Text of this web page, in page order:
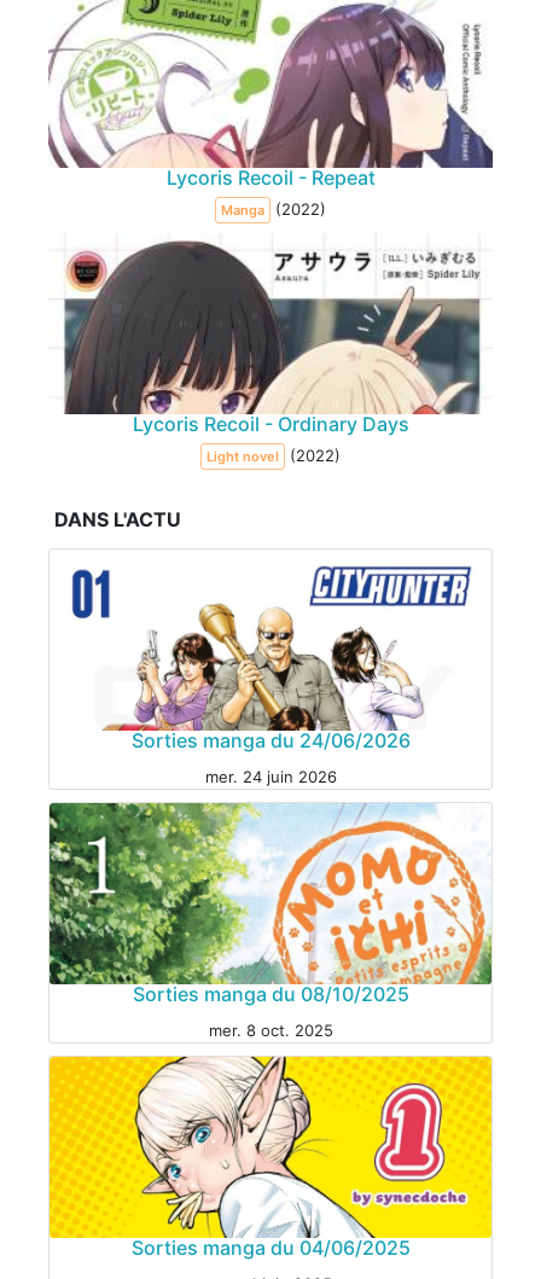
Lycoris Recoil - Repeat
Manga (2022)
Lycoris Recoil - Ordinary Days
Light novel (2022)
DANS L'ACTU
MANGA
Sorties manga du 24/06/2026
mer. 24 juin 2026
Sorties manga du 08/10/2025
mer. 8 oct. 2025
Sorties manga du 04/06/2025